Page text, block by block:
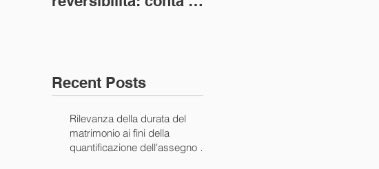
Recent Posts
Rilevanza della durata del
matrimonio ai fini della
quantificazione dell'assegno di